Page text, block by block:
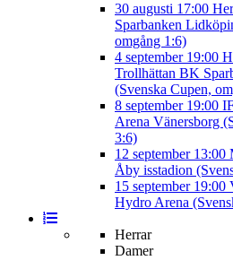
30 augusti 17:00
Sparbanken
omgång 1:6)
4 september 19:00
Trollhättan BK
(Svenska Cupen,
8 september 19:00
Arena Vänersborg
3:6)
12 september 13:00
Åby isstadion
15 september 19:00
Hydro Arena
Herrar
Damer